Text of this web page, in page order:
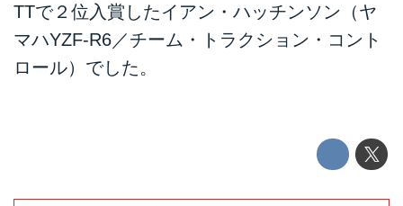
TTで２位入賞したイアン・ハッチンソン（ヤ
マハYZF-R6／チーム・トラクション・コント
ロール）でした。